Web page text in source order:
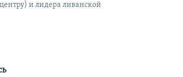
и лидера ливанской